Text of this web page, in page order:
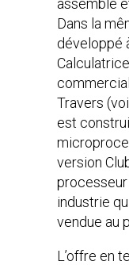
assemblé
Dans la
développé
Travers
est
version
industrie
vendue au
L’offre en